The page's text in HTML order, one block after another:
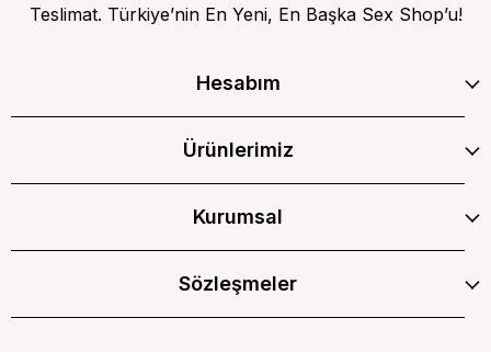
Teslimat. Türkiye’nin En Yeni, En Başka Sex Shop’u!
Hesabım
Ürünlerimiz
Kurumsal
Sözleşmeler